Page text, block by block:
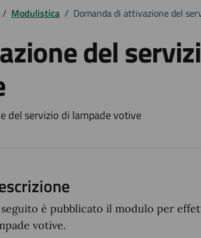
/ Modulistica / Domanda di attivazione del
del
del servizio di lampade votive
è pubblicato il modulo per
votive.